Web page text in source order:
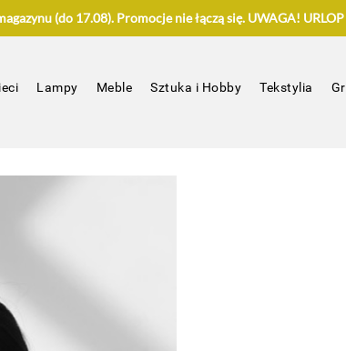
(do 17.08). Promocje nie łączą się. UWAGA!
Lampy Meble Sztuka i Hobby Tekstylia